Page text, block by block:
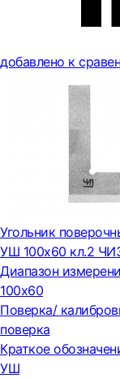
добавлено к
Угольник
УШ 100х60 кл.2
Диапазон
100х60
Поверка/
поверка
Краткое
УШ